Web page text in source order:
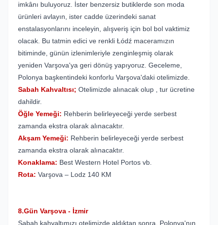
imkânı buluyoruz. İster benzersiz butiklerde son moda
ürünleri avlayın, ister cadde üzerindeki sanat
enstalasyonlarını inceleyin, alışveriş için bol bol vaktimiz
olacak. Bu tatmin edici ve renkli Łódź maceramızın
bitiminde, günün izlenimleriyle zenginleşmiş olarak
yeniden Varşova'ya geri dönüş yapıyoruz. Geceleme,
Polonya başkentindeki konforlu Varşova'daki otelimizde.
Sabah Kahvaltısı; Otelimizde alınacak olup , tur ücretine
dahildir.
Öğle Yemeği: Rehberin belirleyeceği yerde serbest
zamanda ekstra olarak alınacaktır.
Akşam Yemeği: Rehberin belirleyeceği yerde serbest
zamanda ekstra olarak alınacaktır.
Konaklama: Best Western Hotel Portos vb.
Rota: Varşova – Lodz 140 KM
8.Gün Varşova - İzmir
Sabah kahvaltımızı otelimizde aldıktan sonra, Polonya'nın